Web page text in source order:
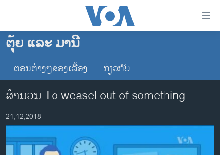
ເຂົ້າ
ຫາ
ຂ້າມ
ຂ້າມ
ໄປ
ຫາ
ຊອກ
ຄົ້ນ
ໂຮມເພຈ
ລາວ
ອາເມຣິກາ
ຂ່າວ​ຈີນ
ໂລກ
ຕຸ້ຍ ແລະ ມານີ
ຕອນຕ່າງໆຂອງເລື້ອງ ກ່ຽວກັບ
ສຳນວນ To weasel out of something
21,12,2018